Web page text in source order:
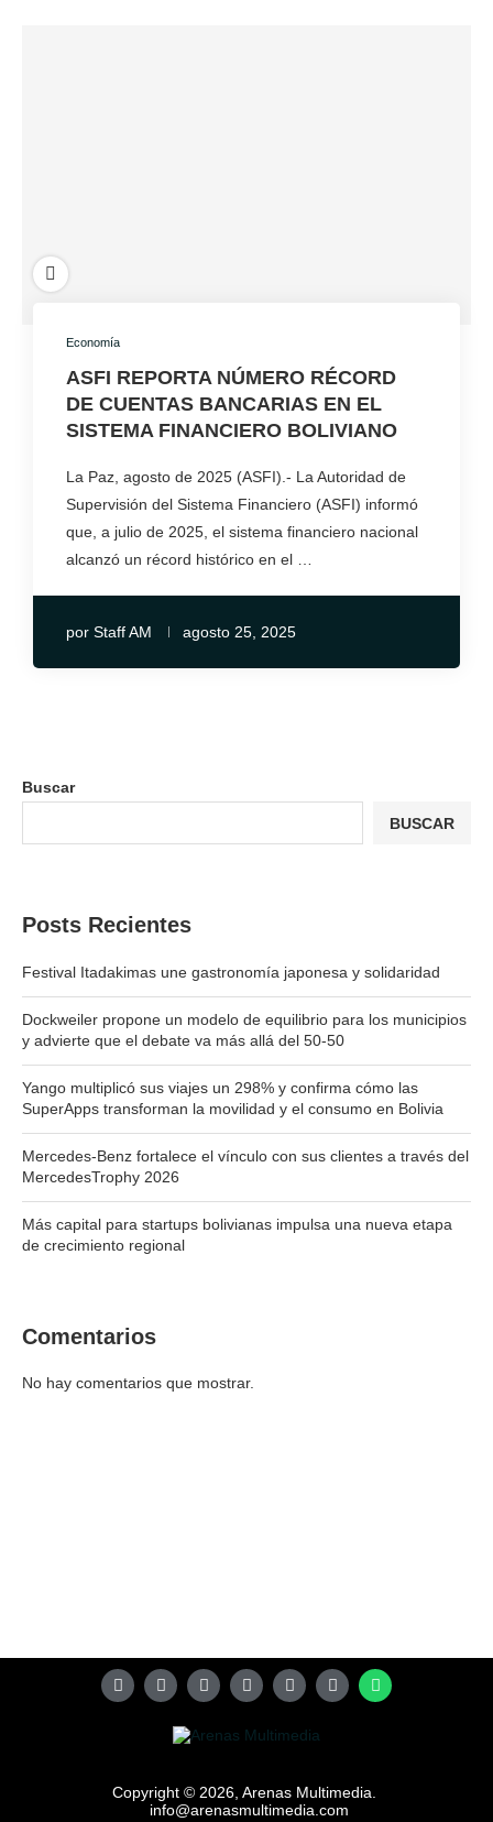
Economía
ASFI REPORTA NÚMERO RÉCORD
DE CUENTAS BANCARIAS EN EL
SISTEMA FINANCIERO BOLIVIANO
La Paz, agosto de 2025 (ASFI).- La Autoridad de
Supervisión del Sistema Financiero (ASFI) informó
que, a julio de 2025, el sistema financiero nacional
alcanzó un récord histórico en el …
por Staff AM agosto 25, 2025
Buscar
BUSCAR
Posts Recientes
Festival Itadakimas une gastronomía japonesa y solidaridad
Dockweiler propone un modelo de equilibrio para los municipios
y advierte que el debate va más allá del 50-50
Yango multiplicó sus viajes un 298% y confirma cómo las
SuperApps transforman la movilidad y el consumo en Bolivia
Mercedes-Benz fortalece el vínculo con sus clientes a través del
MercedesTrophy 2026
Más capital para startups bolivianas impulsa una nueva etapa
de crecimiento regional
Comentarios
No hay comentarios que mostrar.
Copyright © 2026, Arenas Multimedia.
info@arenasmultimedia.com